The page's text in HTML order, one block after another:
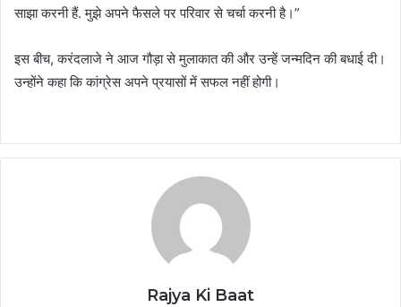
साझा करनी हैं. मुझे अपने फैसले पर परिवार से चर्चा करनी है।”
इस बीच, करंदलाजे ने आज गौड़ा से मुलाकात की और उन्हें जन्मदिन की बधाई दी।
उन्होंने कहा कि कांग्रेस अपने प्रयासों में सफल नहीं होगी।
Rajya Ki Baat